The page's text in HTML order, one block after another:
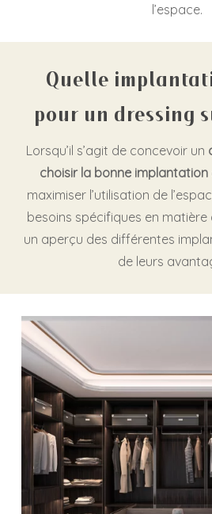
l’espace.
Quelle
pour un dressing
Lorsqu’il s’agit de concevoir un
choisir la bonne implantation
maximiser l’utilisation de
besoins spécifiques en
un aperçu des différentes
de leurs